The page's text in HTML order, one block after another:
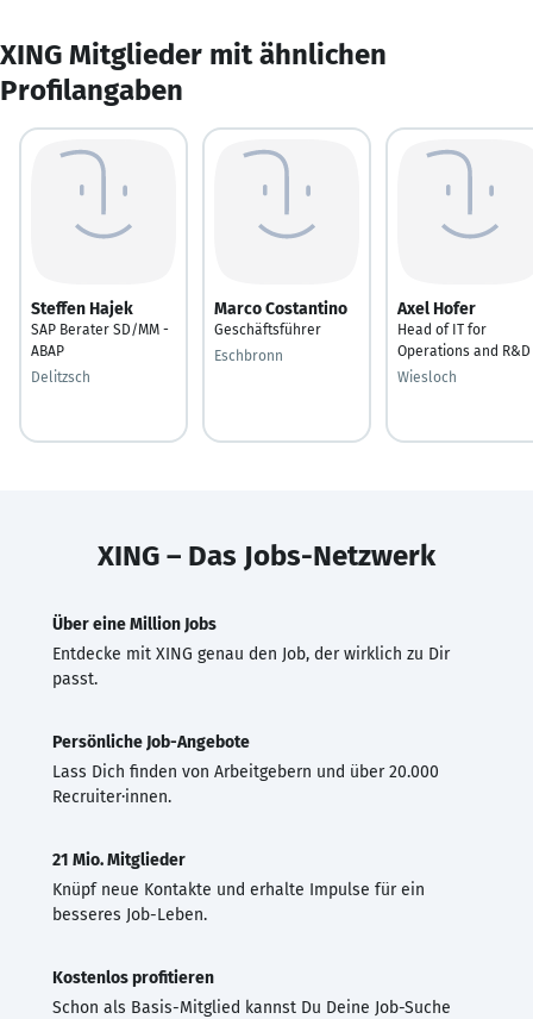
XING Mitglieder mit ähnlichen
Profilangaben
Steffen Hajek
SAP Berater SD/MM -
ABAP
Delitzsch
Marco Costantino
Geschäftsführer
Eschbronn
Axel Hofer
Head of IT for
Operations and R&D
Wiesloch
XING – Das Jobs-Netzwerk
Über eine Million Jobs
Entdecke mit XING genau den Job, der wirklich zu Dir
passt.
Persönliche Job-Angebote
Lass Dich finden von Arbeitgebern und über 20.000
Recruiter·innen.
21 Mio. Mitglieder
Knüpf neue Kontakte und erhalte Impulse für ein
besseres Job-Leben.
Kostenlos profitieren
Schon als Basis-Mitglied kannst Du Deine Job-Suche